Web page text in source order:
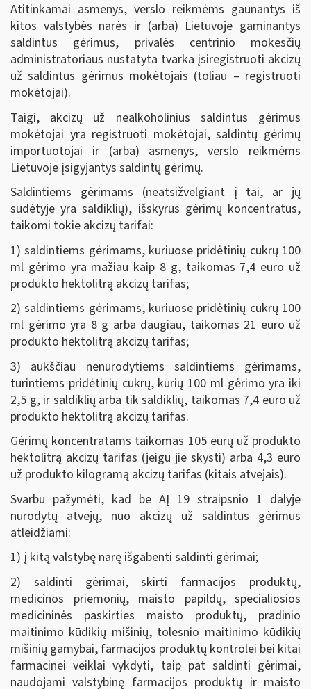
Atitinkamai asmenys, verslo reikmėms gaunantys iš
kitos valstybės narės ir (arba) Lietuvoje gaminantys
saldintus gėrimus, privalės centrinio mokesčių
administratoriaus nustatyta tvarka įsiregistruoti akcizų
už saldintus gėrimus mokėtojais (toliau – registruoti
mokėtojai).
Taigi, akcizų už nealkoholinius saldintus gėrimus
mokėtojai yra registruoti mokėtojai, saldintų gėrimų
importuotojai ir (arba) asmenys, verslo reikmėms
Lietuvoje įsigyjantys saldintų gėrimų.
Saldintiems gėrimams (neatsižvelgiant į tai, ar jų
sudėtyje yra saldiklių), išskyrus gėrimų koncentratus,
taikomi tokie akcizų tarifai:
1) saldintiems gėrimams, kuriuose pridėtinių cukrų 100
ml gėrimo yra mažiau kaip 8 g, taikomas 7,4 euro už
produkto hektolitrą akcizų tarifas;
2) saldintiems gėrimams, kuriuose pridėtinių cukrų 100
ml gėrimo yra 8 g arba daugiau, taikomas 21 euro už
produkto hektolitrą akcizų tarifas;
3) aukščiau nenurodytiems saldintiems gėrimams,
turintiems pridėtinių cukrų, kurių 100 ml gėrimo yra iki
2,5 g, ir saldiklių arba tik saldiklių, taikomas 7,4 euro už
produkto hektolitrą akcizų tarifas.
Gėrimų koncentratams taikomas 105 eurų už produkto
hektolitrą akcizų tarifas (jeigu jie skysti) arba 4,3 euro
už produkto kilogramą akcizų tarifas (kitais atvejais).
Svarbu pažymėti, kad be AĮ 19 straipsnio 1 dalyje
nurodytų atvejų, nuo akcizų už saldintus gėrimus
atleidžiami:
1) į kitą valstybę narę išgabenti saldinti gėrimai;
2) saldinti gėrimai, skirti farmacijos produktų,
medicinos priemonių, maisto papildų, specialiosios
medicininės paskirties maisto produktų, pradinio
maitinimo kūdikių mišinių, tolesnio maitinimo kūdikių
mišinių gamybai, farmacijos produktų kontrolei bei kitai
farmacinei veiklai vykdyti, taip pat saldinti gėrimai,
naudojami valstybinę farmacijos produktų ir maisto